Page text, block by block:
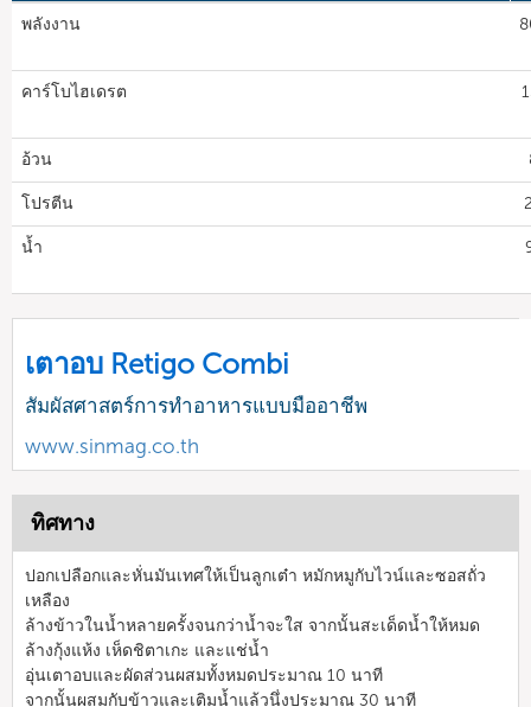
พลังงาน
คาร์โบไฮเดรต
อ้วน
โปรตีน
น้ำ
เตาอบ Retigo Combi
สัมผัสศาสตร์การทำอาหารแบบมืออาชีพ
www.sinmag.co.th
ทิศทาง
ปอกเปลือกและหั่นมันเทศให้เป็นลูกเต๋า หมักหมูกับไวน์และซอสถั่ว
เหลือง
ล้างข้าวในน้ำหลายครั้งจนกว่าน้ำจะใส จากนั้นสะเด็ดน้ำให้หมด
ล้างกุ้งแห้ง เห็ดชิตาเกะ และแช่น้ำ
อุ่นเตาอบและผัดส่วนผสมทั้งหมดประมาณ 10 นาที
จากนั้นผสมกับข้าวและเติมน้ำแล้วนึ่งประมาณ 30 นาที